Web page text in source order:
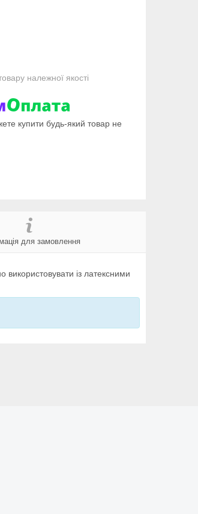
належної якості
купити будь-який товар не
для замовлення
використовувати із латексними